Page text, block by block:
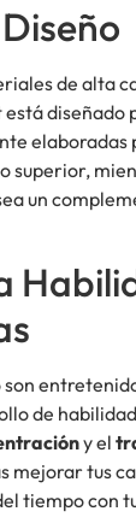
de alta
diseñado
superior,
un
son
de
y el
mejorar tus
tiempo con